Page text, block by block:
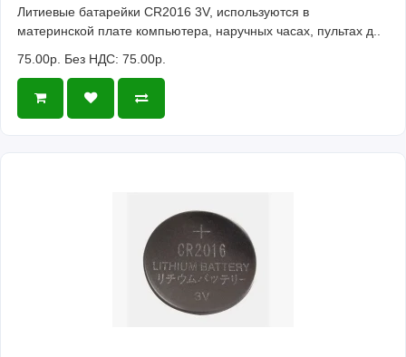
Литиевые батарейки CR2016 3V, используются в
материнской плате компьютера, наручных часах, пультах д..
75.00р. Без НДС: 75.00р.